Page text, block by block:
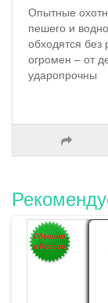
Опытные
пешего и
обходятся
огромен – от
ударопрочны